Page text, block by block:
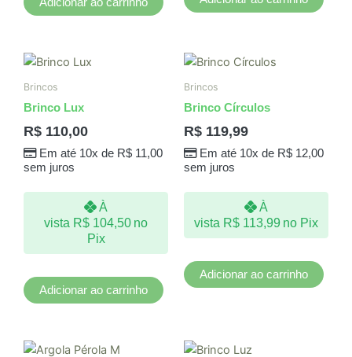
Brincos
Brinco Lux
R$ 110,00
Em até 10x de R$11,00
sem juros
À
vista R$104,50 no
Pix
Adicionar ao carrinho
Brincos
Brinco Círculos
R$ 119,99
Em até 10x de R$12,00
sem juros
À
vista R$113,99 no Pix
Adicionar ao carrinho